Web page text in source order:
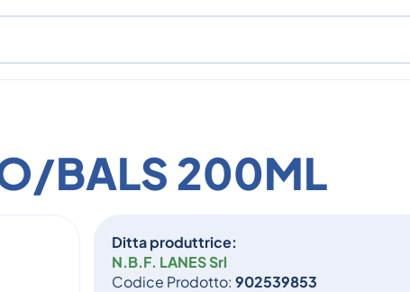
BALS 200ML
Ditta produttrice:
N.B.F. LANES Srl
Codice Prodotto: 902539853